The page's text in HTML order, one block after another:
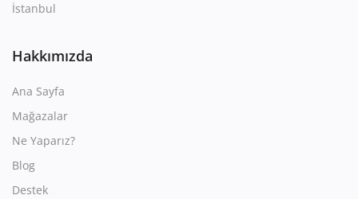
İstanbul
Hakkımızda
Ana Sayfa
Mağazalar
Ne Yaparız?
Blog
Destek